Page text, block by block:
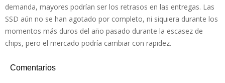
demanda, mayores podrían ser los retrasos en las entregas. Las
SSD aún no se han agotado por completo, ni siquiera durante los
momentos más duros del año pasado durante la escasez de
chips, pero el mercado podría cambiar con rapidez.
Comentarios